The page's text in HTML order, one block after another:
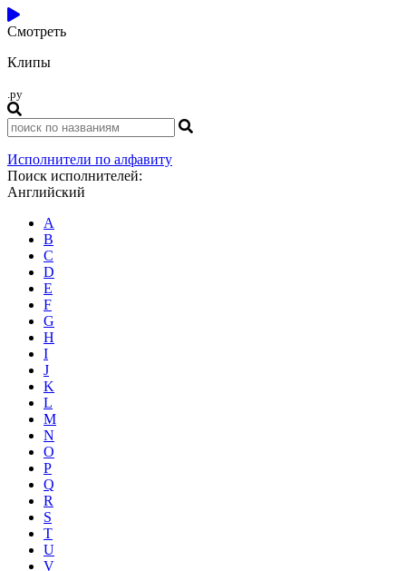
Смотреть
Клипы
.ру
Исполнители по алфавиту
Поиск исполнителей:
Английский
A
B
C
D
E
F
G
H
I
J
K
L
M
N
O
P
Q
R
S
T
U
V